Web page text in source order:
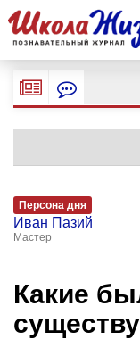
Персона дня
Иван Пазий
Мастер
Какие